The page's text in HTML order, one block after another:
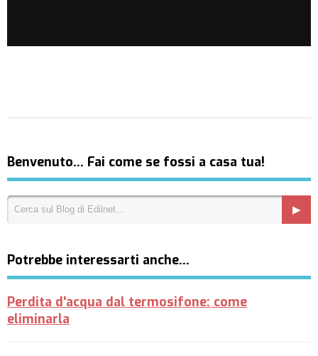
Benvenuto… Fai come se fossi a casa tua!
Potrebbe interessarti anche…
Perdita d'acqua dal termosifone: come
eliminarla